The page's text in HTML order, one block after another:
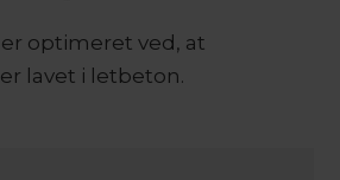
optimeret ved, at
lavet i letbeton.